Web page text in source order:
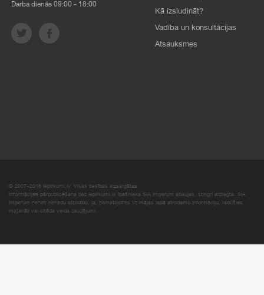
Darba dienās 09:00 - 18:00
Kā izsludināt?
Vadība un konsultācijas
Atsauksmes
© 2007–2018 Iepirkumi.lv. Visas tiesības aizsargātas.
Informācijas pārpublicēšana bez iepirkumi.lv īpašnieka SIA Imperum atļaujas, stingri aizliegta. SIA
Imperum nenes nekādu atbildību, ja, pamatojoties uz mājas lapā atrodamo informāciju, radušies
materiāli vai citāda veida zaudējumi.